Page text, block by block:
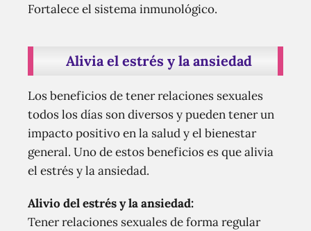
Fortalece el sistema inmunológico.
Alivia el estrés y la ansiedad
Los beneficios de tener relaciones sexuales
todos los días son diversos y pueden tener un
impacto positivo en la salud y el bienestar
general. Uno de estos beneficios es que alivia
el estrés y la ansiedad.
Alivio del estrés y la ansiedad:
Tener relaciones sexuales de forma regular